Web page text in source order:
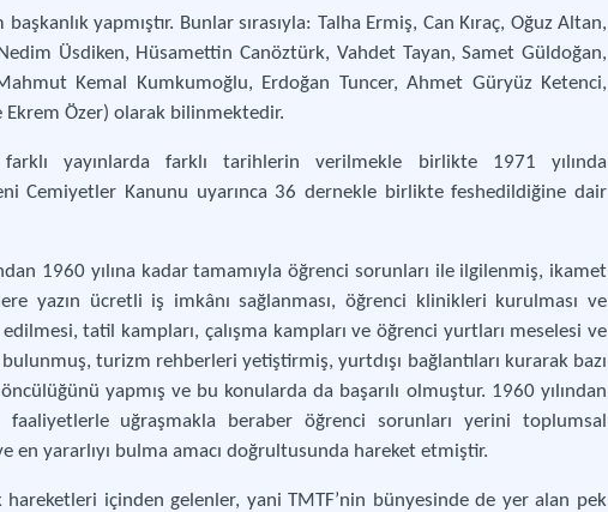
yapmıştır. Bunlar sırasıyla: Talha Ermiş, Can Kıraç, Oğuz Altan,
Üsdiken, Hüsamettin Canöztürk, Vahdet Tayan, Samet Güldoğan,
Kemal Kumkumoğlu, Erdoğan Tuncer, Ahmet Güryüz Ketenci,
Ekrem Özer) olarak bilinmektedir.
farklı yayınlarda farklı tarihlerin verilmekle birlikte 1971 yılında
Cemiyetler Kanunu uyarınca 36 dernekle birlikte feshedildiğine dair
1960 yılına kadar tamamıyla öğrenci sorunları ile ilgilenmiş, ikamet
yazın ücretli iş imkânı sağlanması, öğrenci klinikleri kurulması ve
edilmesi, tatil kampları, çalışma kampları ve öğrenci yurtları meselesi ve
turizm rehberleri yetiştirmiş, yurtdışı bağlantıları kurarak bazı
yapmış ve bu konularda da başarılı olmuştur. 1960 yılından
faaliyetlerle uğraşmakla beraber öğrenci sorunları yerini toplumsal
en yararlıyı bulma amacı doğrultusunda hareket etmiştir.
hareketleri içinden gelenler, yani TMTF’nin bünyesinde de yer alan pek